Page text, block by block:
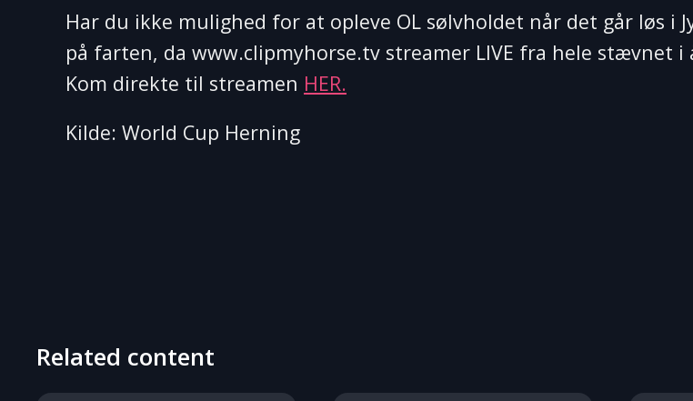
Har du ikke mulighed for at opleve OL sølvholdet når det går løs i
på farten, da www.clipmyhorse.tv streamer LIVE fra hele stævnet i
Kom direkte til streamen HER.
Kilde: World Cup Herning
Related content